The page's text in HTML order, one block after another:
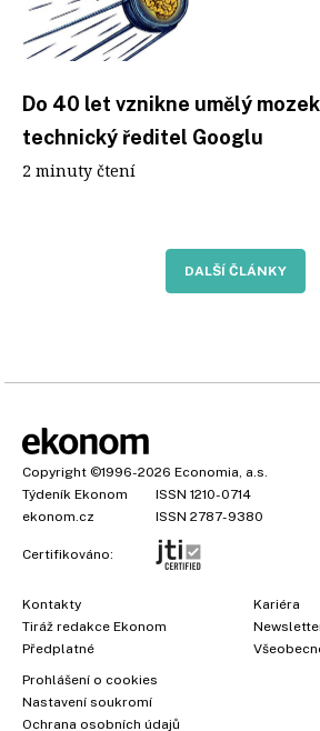
Do 40 let vznikne umělý
technický ředitel Googlu
2 minuty čtení
DALŠÍ ČLÁNKY
Copyright ©1996-2026 Economia, a.s.
Týdeník Ekonom
ISSN 1210-0714
ekonom.cz
ISSN 2787-9380
Certifikováno:
Kontakty
Tiráž redakce Ekonom
Předplatné
Kariéra
Prohlášení o cookies
Nastavení soukromí
Ochrana osobních údajů